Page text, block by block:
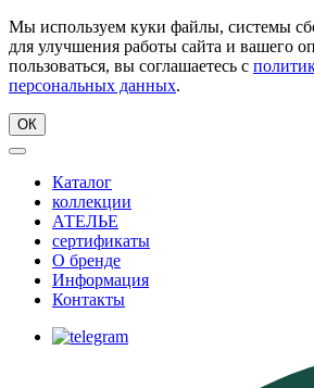
Мы используем куки файлы, системы
для улучшения работы сайта и вашего
пользоваться, вы соглашаетесь с
персональных данных.
ОК
Каталог
коллекции
АТЕЛЬЕ
сертификаты
О бренде
Информация
Контакты